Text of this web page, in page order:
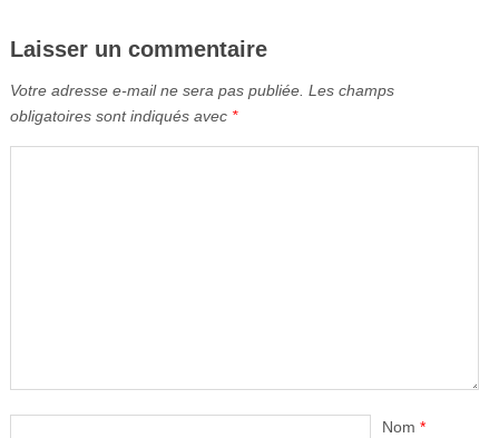
Laisser un commentaire
Votre adresse e-mail ne sera pas publiée. Les champs
obligatoires sont indiqués avec *
Nom *